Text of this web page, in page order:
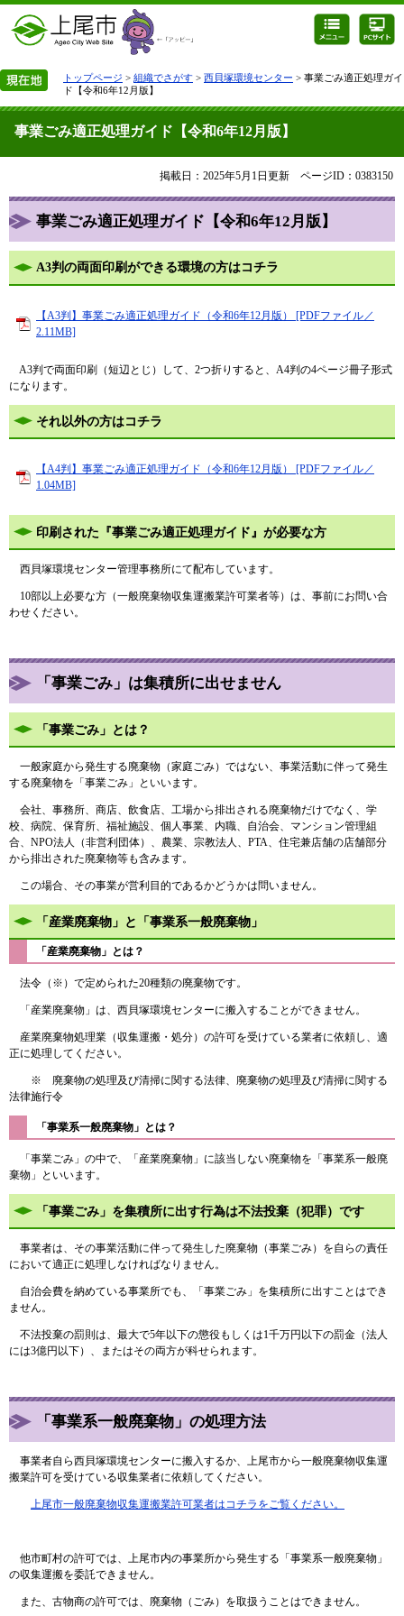
トップページ > 組織でさがす > 西貝塚環境センター > 事業ごみ適正処理ガイ
ド【令和6年12月版】
事業ごみ適正処理ガイド【令和6年12月版】
掲載日：2025年5月1日更新 ページID：0383150
事業ごみ適正処理ガイド【令和6年12月版】
A3判の両面印刷ができる環境の方はコチラ
【A3判】事業ごみ適正処理ガイド（令和6年12月版） [PDFファイル／
2.11MB]
A3判で両面印刷（短辺とじ）して、2つ折りすると、A4判の4ページ冊子形式
になります。
それ以外の方はコチラ
【A4判】事業ごみ適正処理ガイド（令和6年12月版） [PDFファイル／
1.04MB]
印刷された『事業ごみ適正処理ガイド』が必要な方
西貝塚環境センター管理事務所にて配布しています。
10部以上必要な方（一般廃棄物収集運搬業許可業者等）は、事前にお問い合
わせください。
「事業ごみ」は集積所に出せません
「事業ごみ」とは？
一般家庭から発生する廃棄物（家庭ごみ）ではない、事業活動に伴って発生
する廃棄物を「事業ごみ」といいます。
会社、事務所、商店、飲食店、工場から排出される廃棄物だけでなく、学
校、病院、保育所、福祉施設、個人事業、内職、自治会、マンション管理組
合、NPO法人（非営利団体）、農業、宗教法人、PTA、住宅兼店舗の店舗部分
から排出された廃棄物等も含みます。
この場合、その事業が営利目的であるかどうかは問いません。
「産業廃棄物」と「事業系一般廃棄物」
「産業廃棄物」とは？
法令（※）で定められた20種類の廃棄物です。
「産業廃棄物」は、西貝塚環境センターに搬入することができません。
産業廃棄物処理業（収集運搬・処分）の許可を受けている業者に依頼し、適
正に処理してください。
※ 廃棄物の処理及び清掃に関する法律、廃棄物の処理及び清掃に関する
法律施行令
「事業系一般廃棄物」とは？
「事業ごみ」の中で、「産業廃棄物」に該当しない廃棄物を「事業系一般廃
棄物」といいます。
「事業ごみ」を集積所に出す行為は不法投棄（犯罪）です
事業者は、その事業活動に伴って発生した廃棄物（事業ごみ）を自らの責任
において適正に処理しなければなりません。
自治会費を納めている事業所でも、「事業ごみ」を集積所に出すことはでき
ません。
不法投棄の罰則は、最大で5年以下の懲役もしくは1千万円以下の罰金（法人
には3億円以下）、またはその両方が科せられます。
「事業系一般廃棄物」の処理方法
事業者自ら西貝塚環境センターに搬入するか、上尾市から一般廃棄物収集運
搬業許可を受けている収集業者に依頼してください。
上尾市一般廃棄物収集運搬業許可業者はコチラをご覧ください。
他市町村の許可では、上尾市内の事業所から発生する「事業系一般廃棄物」
の収集運搬を委託できません。
また、古物商の許可では、廃棄物（ごみ）を取扱うことはできません。